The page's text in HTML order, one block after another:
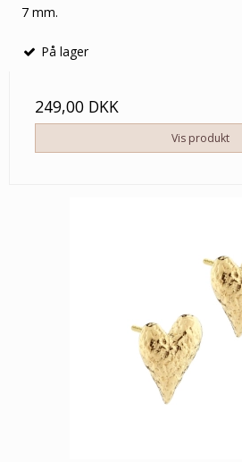
7 mm.
På lager
249,00 DKK
Vis produkt